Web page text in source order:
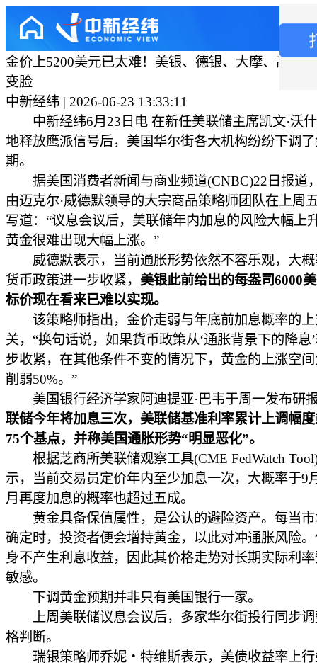
金价上5200美元已太难！美银、德银、大摩、高盛
变脸
中新经纬 | 2026-06-23 13:33:11
中新经纬6月23日电 在新任美联储主席凯文·沃
地释放鹰派信号后，美国华尔街各大机构纷纷下调
期。
据美国消费者新闻与商业频道(CNBC)22日报道
由迈克尔·威德默领导的大宗商品策略师团队在上周
写道：“议息会议后，美联储年内加息的风险大幅上
黄金很难出现大幅上涨。”
威德默表示，当前通胀形势依然不容乐观，大概
货币政策进一步收紧， 美银此前给出的每盎司6000
标价现在看来已难以实现。
该策略师指出，金价走弱与年底前加息概率的上
关，“换句话说，如果货币政策从‘通胀背景下的降息
步收紧，在其他条件不变的情况下，黄金的上涨空
削弱50%。”
美国银行经济学家阿迪提亚·巴韦于周一发布研
联储今年将加息三次，美联储基准利率累计上调幅
75个基点，并称美国通胀形势“明显恶化”。
根据芝商所美联储观察工具(CME FedWatch
示，当前交易员定价年内至少加息一次，大概率于9
月再度加息的概率也超过五成。
黄金具备保值属性，是公认的避险资产。每当市
确定时，投资者便会增持黄金，以此对冲通胀风险
身不产生利息收益，因此其价格走势对长期实际利
敏感。
下调黄金预期并非只有美国银行一家。
上周美联储议息会议后，多家华尔街投行同步调
格判断。
瑞银策略师乔妮・特维斯表示，美债收益率上行